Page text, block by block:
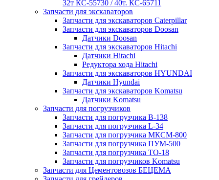
32т КС-55730 / 40т. КС-65711
Запчасти для экскаваторов
Запчасти для экскаваторов Caterpillar
Запчасти для экскаваторов Doosan
Датчики Doosan
Запчасти для экскаваторов Hitachi
Датчики Hitachi
Редуктора хода Hitachi
Запчасти для экскаваторов HYUNDAI
Датчики Hyundai
Запчасти для экскаваторов Komatsu
Датчики Komatsu
Запчасти для погрузчиков
Запчасти для погрузчика B-138
Запчасти для погрузчика L-34
Запчасти для погрузчика МКСМ-800
Запчасти для погрузчика ПУМ-500
Запчасти для погрузчика ТО-18
Запчасти для погрузчиков Komatsu
Запчасти для Цементовозов БЕЦЕМА